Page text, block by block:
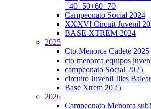
+40+50+60+70
Campeonato Social 2024
XXXVI Circuit Juvenil
BASE-XTREM 2024
2025
Cto.Menorca Cadete 2025
cto menorca equipos
campeonato Social 2025
circuito Juvenil Illes
Base Xtrem 2025
2026
Campeonato Menorca